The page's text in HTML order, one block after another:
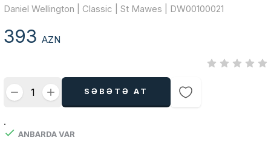
Daniel Wellington | Classic | St Mawes | DW00100021
393AZN
SƏBƏTƏ AT
.
ANBARDA VAR